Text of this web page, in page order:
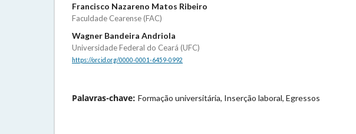
Francisco Nazareno Matos Ribeiro
Faculdade Cearense (FAC)
Wagner Bandeira Andriola
Universidade Federal do Ceará (UFC)
https://orcid.org/0000-0001-6459-0992
Palavras-chave: Formação universitária, Inserção laboral, Egressos